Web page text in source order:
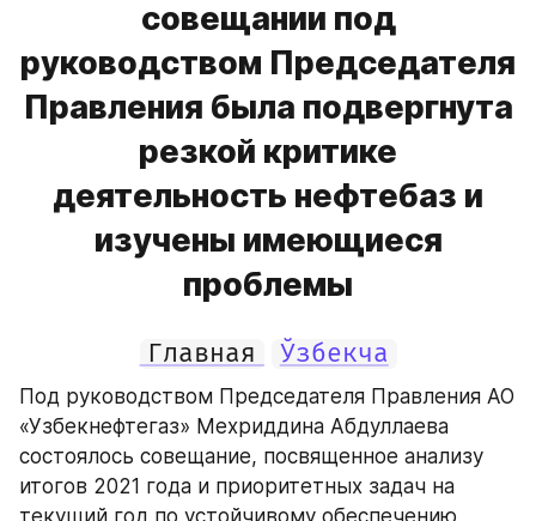
совещании под
руководством Председателя
Правления была подвергнута
резкой критике
деятельность нефтебаз и
изучены имеющиеся
проблемы
Главная Ўзбекча
Под руководством Председателя Правления АО
«Узбекнефтегаз» Мехриддина Абдуллаева
состоялось совещание, посвященное анализу
итогов 2021 года и приоритетных задач на
текущий год по устойчивому обеспечению